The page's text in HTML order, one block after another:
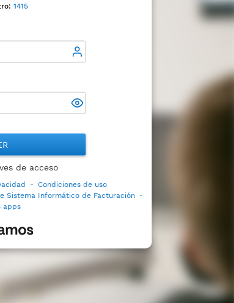
1415
de acceso
- Condiciones de uso
Sistema Informático de Facturación -
apps